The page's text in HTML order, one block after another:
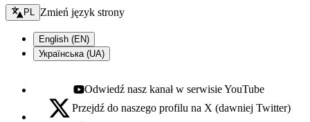
Zmień język - bieżący:
PL Zmień język strony
English (EN)
Українська (UA)
Youtube - otwiera się w nowej karcie
Odwiedź nasz kanał w serwisie YouTube
X - otwiera się w nowej karcie
Przejdź do naszego profilu na X (dawniej Twitter)